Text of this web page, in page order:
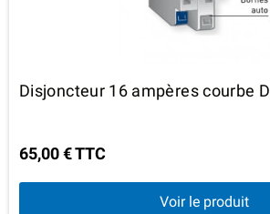
Disjoncteur 16 ampères courbe D
65,00 € TTC
Voir le produit